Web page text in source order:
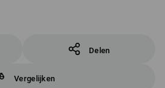
Delen
Vergelijken